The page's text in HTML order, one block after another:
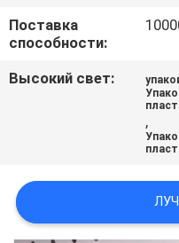
НОВОСТИ
СПРОСИТЕ
САЙТА
Поставка
способности:
Высокий свет:
,